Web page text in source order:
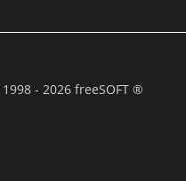
- 2026 freeSOFT ®